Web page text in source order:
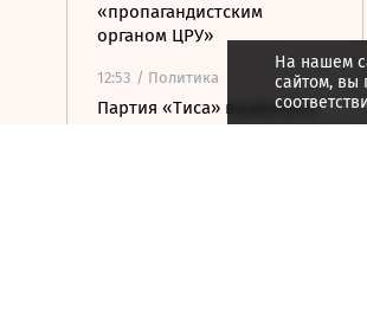
«пропагандистским
органом ЦРУ»
12:53 / Политика
Партия «Тиса» выдвинула
экс-главу Верховного суда в
На нашем
сайтом, вы